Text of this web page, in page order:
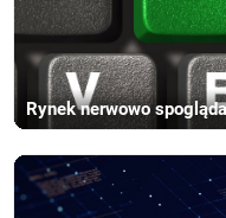
Rynek nerwowo